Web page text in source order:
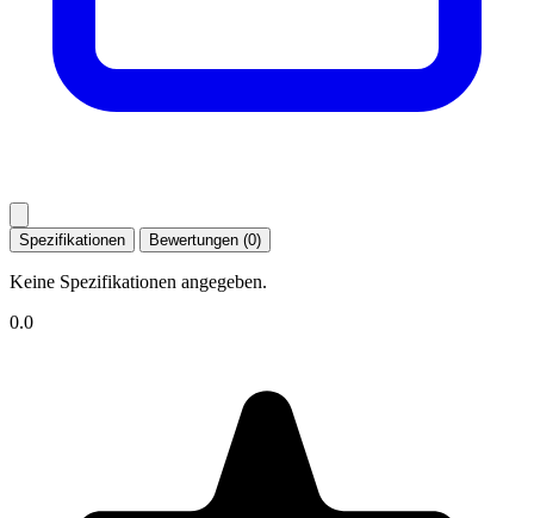
Spezifikationen Bewertungen (0)
Keine Spezifikationen angegeben.
0.0